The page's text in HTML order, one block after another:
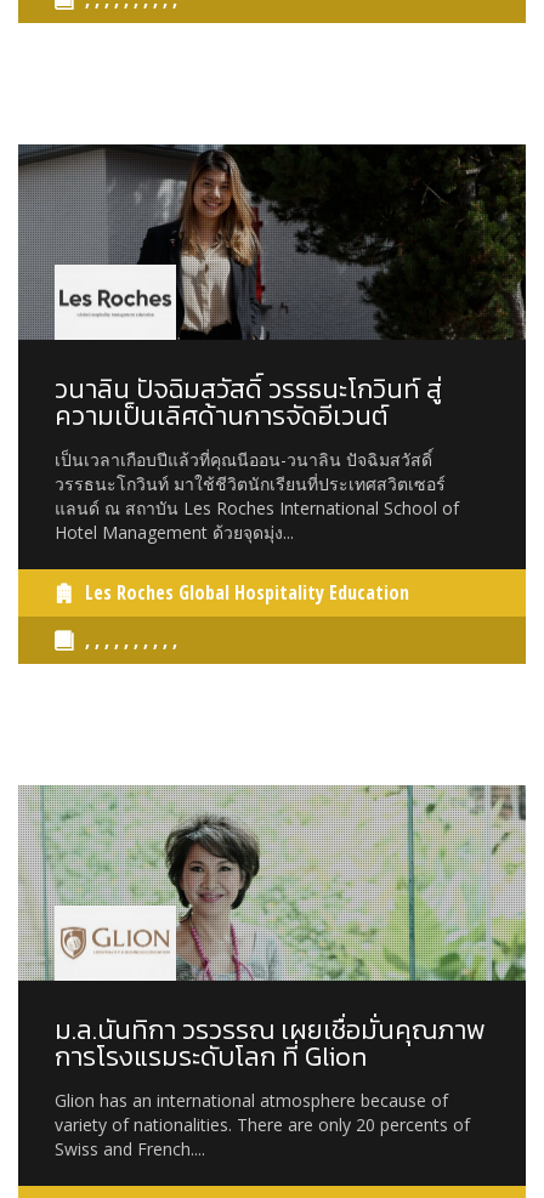
วนาลิน ปัจฉิมสวัสดิ์ วรรธนะโกวินท์ สู่
ความเป็นเลิศด้านการจัดอีเวนต์
เป็นเวลาเกือบปีแล้วที่คุณนีออน-วนาลิน ปัจฉิมสวัสดิ์
วรรธนะโกวินท์ มาใช้ชีวิตนักเรียนที่ประเทศสวิตเซอร์
แลนด์ ณ สถาบัน Les Roches International School of
Hotel Management ด้วยจุดมุ่ง...
Les Roches Global Hospitality Education
, , , , , , , , , ,
ม.ล.นันทิกา วรวรรณ เผยเชื่อมั่นคุณภาพ
การโรงแรมระดับโลก ที่ Glion
Glion has an international atmosphere because of
variety of nationalities. There are only 20 percents of
Swiss and French....